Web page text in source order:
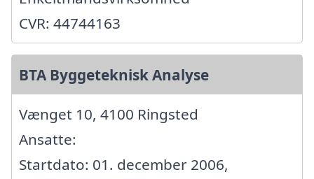
CVR: 44744163
BTA Byggeteknisk Analyse
Vænget 10, 4100 Ringsted
Ansatte:
Startdato: 01. december 2006,